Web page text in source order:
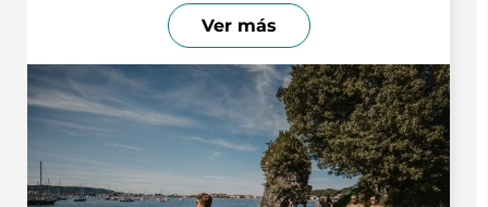
Ver más